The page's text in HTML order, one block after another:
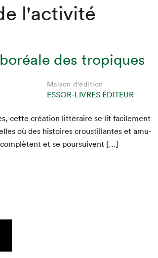
cherchez-
l'activité
des tropiques
Maison d'édition
ESSOR-LIVRES ÉDITEUR
cette créa­tion lit­téraire se lit facile­ment
où des his­toires croustil­lantes et amu­
et se poursuivent […]